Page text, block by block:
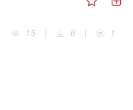
。方法本文重点研究特征的选
合，设计了基于加权多特征
了一项二元一次方程，将权重
系数，并将其归一化得到权
流算法，包括5种相关滤波类
15
| 6 | 1